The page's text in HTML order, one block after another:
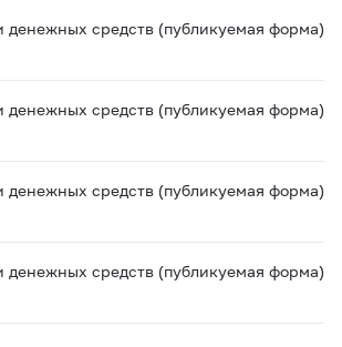
денежных средств (публикуемая форма)
денежных средств (публикуемая форма)
денежных средств (публикуемая форма)
денежных средств (публикуемая форма)